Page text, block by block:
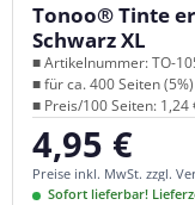
Tonoo® Tinte
Schwarz XL
■ Artikelnummer: TO-
■ für ca. 400 Seiten (5%)
■ Preis/100 Seiten: 1,24
Regulärer Preis:
4,95 €
Preise inkl. MwSt. zzgl.
Sofort lieferbar!